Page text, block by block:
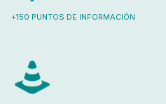
+150 PUNTOS DE INFORMACIÓN